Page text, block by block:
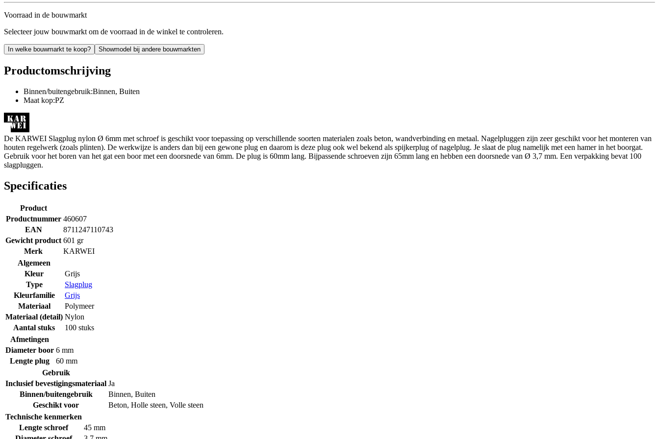
Voorraad in de bouwmarkt
Selecteer jouw bouwmarkt om de voorraad in de winkel te controleren.
In welke bouwmarkt te koop? Showmodel bij andere bouwmarkten
Productomschrijving
Binnen/buitengebruik:Binnen, Buiten
Maat kop:PZ
De KARWEI Slagplug nylon Ø 6mm met schroef is geschikt voor toepassing op verschillende soorten materialen zoals beton, wandverbinding en metaal. Nagelpluggen zijn zeer geschikt voor het monteren van
houten regelwerk (zoals plinten). De werkwijze is anders dan bij een gewone plug en daarom is deze plug ook wel bekend als spijkerplug of nagelplug. Je slaat de plug namelijk met een hamer in het boorgat.
Gebruik voor het boren van het gat een boor met een doorsnede van 6mm. De plug is 60mm lang. Bijpassende schroeven zijn 65mm lang en hebben een doorsnede van Ø 3,7 mm. Een verpakking bevat 100
slagpluggen.
Specificaties
Product
Productnummer 460607
EAN
8711247110743
Gewicht product 601 gr
Merk
KARWEI
Algemeen
Kleur
Grijs
Type
Slagplug
Kleurfamilie
Grijs
Materiaal
Polymeer
Materiaal (detail) Nylon
Aantal stuks
100 stuks
Afmetingen
Diameter boor 6 mm
Lengte plug
60 mm
Gebruik
Inclusief bevestigingsmateriaal Ja
Binnen/buitengebruik
Binnen, Buiten
Geschikt voor
Beton, Holle steen, Volle steen
Technische kenmerken
Lengte schroef
45 mm